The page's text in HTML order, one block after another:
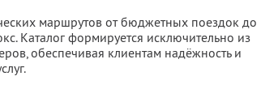
маршрутов от бюджетных поездок до
Каталог формируется исключительно из
обеспечивая клиентам надёжность и